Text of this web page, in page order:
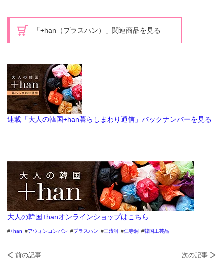
「+han（プラスハン）」関連商品を見る
連載「大人の韓国+han暮らしまわり通信」バックナンバーを見る
大人の韓国+hanオンラインショップはこちら
+han アウォンコンバン プラスハン 三清洞 仁寺洞 韓国工芸品
前の記事 次の記事